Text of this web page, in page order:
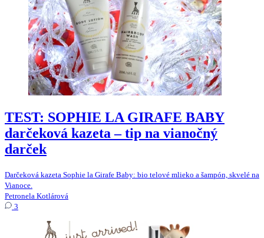
TEST: SOPHIE LA GIRAFE BABY
darčeková kazeta – tip na vianočný
darček
Darčeková kazeta Sophie la Girafe Baby: bio telové mlieko a šampón, skvelé na
Vianoce.
Petronela Kotlárová
3